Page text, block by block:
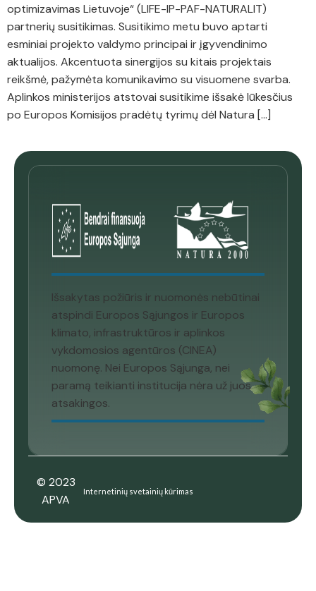
optimizavimas Lietuvoje“ (LIFE-IP-PAF-NATURALIT)
partnerių susitikimas. Susitikimo metu buvo aptarti
esminiai projekto valdymo principai ir įgyvendinimo
aktualijos. Akcentuota sinergijos su kitais projektais
reikšmė, pažymėta komunikavimo su visuomene svarba.
Aplinkos ministerijos atstovai susitikime išsakė lūkesčius
po Europos Komisijos pradėtų tyrimų dėl Natura […]
Išsakytas požiūris ir nuomonės nebūtinai
atspindi Europos Sąjungos ir Europos
klimato, infrastruktūros ir aplinkos
vykdomosios agentūros (CINEA)
nuomonę. Nei Europos Sąjunga, nei
paramą teikianti institucija nėra už juos
atsakingos.
© 2023
APVA
Internetinių svetainių kūrimas